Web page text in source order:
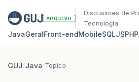
ARQUIVO
Discussoes de
Tecnologia
JavaGeralFront‑endMobileSQLJSPHP
GUJ/Java/Topico